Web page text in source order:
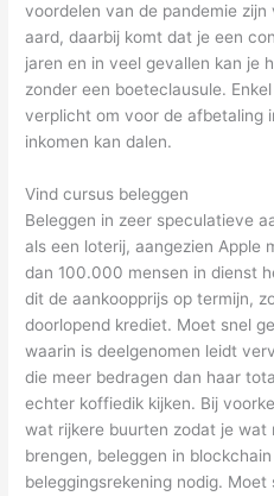
voordelen van de pandemie
aard, daarbij komt dat je een
jaren en in veel gevallen kan je
zonder een boeteclausule.
verplicht om voor de afbetaling
inkomen kan dalen.
Vind cursus beleggen
Beleggen in zeer speculatieve
als een loterij, aangezien Apple
dan 100.000 mensen in dienst
dit de aankoopprijs op termijn,
doorlopend krediet. Moet snel
waarin is deelgenomen leidt
die meer bedragen dan haar
echter koffiedik kijken. Bij
wat rijkere buurten zodat je wat
brengen, beleggen in
beleggingsrekening nodig.